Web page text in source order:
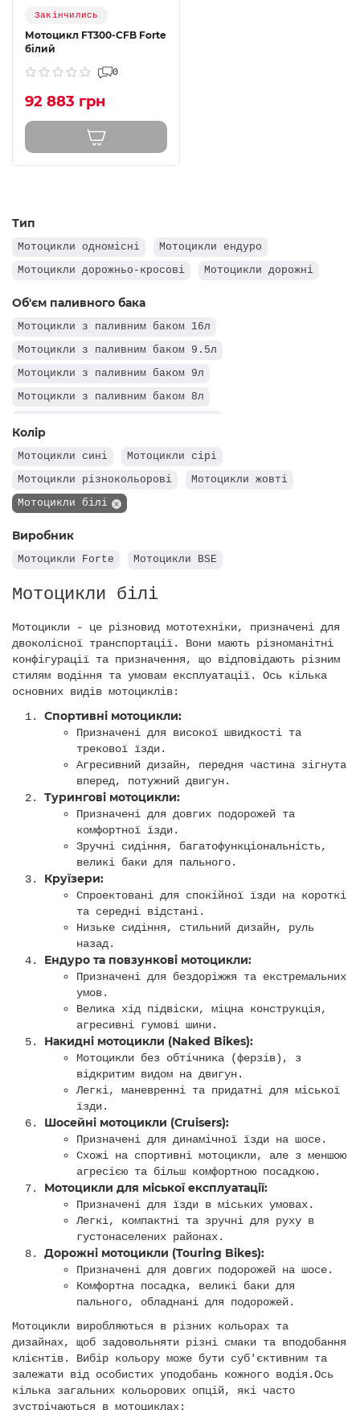
Закінчились
Мотоцикл FT300-CFB Forte
білий
0
92 883 грн
Тип
Мотоцикли одномісні
Мотоцикли ендуро
Мотоцикли дорожньо-кросові
Мотоцикли дорожні
Об'єм паливного бака
Мотоцикли з паливним баком 16л
Мотоцикли з паливним баком 9.5л
Мотоцикли з паливним баком 9л
Мотоцикли з паливним баком 8л
Колір
Мотоцикли сині
Мотоцикли сірі
Мотоцикли різнокольорові
Мотоцикли жовті
Мотоцикли білі
Виробник
Мотоцикли Forte Мотоцикли BSE
Мотоцикли білі
Мотоцикли - це різновид мототехніки, призначені для
двоколісної транспортації. Вони мають різноманітні
конфігурації та призначення, що відповідають різним
стилям водіння та умовам експлуатації. Ось кілька
основних видів мотоциклів:
Спортивні мотоцикли:
Призначені для високої швидкості та
трекової їзди.
Агресивний дизайн, передня частина зігнута
вперед, потужний двигун.
Турингові мотоцикли:
Призначені для довгих подорожей та
комфортної їзди.
Зручні сидіння, багатофункціональність,
великі баки для пального.
Круїзери:
Спроектовані для спокійної їзди на короткі
та середні відстані.
Низьке сидіння, стильний дизайн, руль
назад.
Ендуро та повзункові мотоцикли:
Призначені для бездоріжжя та екстремальних
умов.
Велика хід підвіски, міцна конструкція,
агресивні гумові шини.
Накидні мотоцикли (Naked Bikes):
Мотоцикли без обтічника (ферзів), з
відкритим видом на двигун.
Легкі, маневренні та придатні для міської
їзди.
Шосейні мотоцикли (Cruisers):
Призначені для динамічної їзди на шосе.
Схожі на спортивні мотоцикли, але з меншою
агресією та більш комфортною посадкою.
Мотоцикли для міської експлуатації:
Призначені для їзди в міських умовах.
Легкі, компактні та зручні для руху в
густонаселених районах.
Дорожні мотоцикли (Touring Bikes):
Призначені для довгих подорожей на шосе.
Комфортна посадка, великі баки для
пального, обладнані для подорожей.
Мотоцикли виробляються в різних кольорах та
дизайнах, щоб задовольняти різні смаки та вподобання
клієнтів. Вибір кольору може бути суб'єктивним та
залежати від особистих уподобань кожного водія.Ось
кілька загальних кольорових опцій, які часто
зустрічаються в мотоциклах: